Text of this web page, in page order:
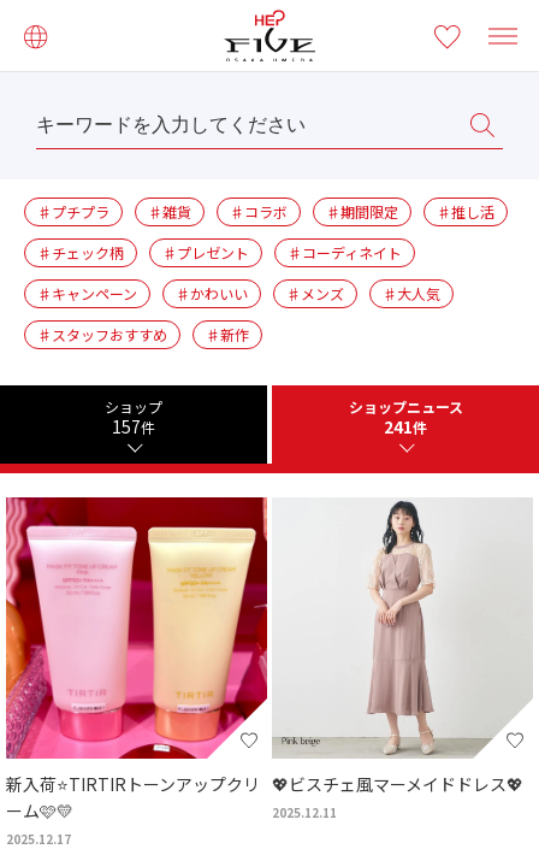
♯プチプラ ♯雑貨 ♯コラボ ♯期間限定
♯推し活
♯チェック柄
♯プレゼント
♯コーディネイト
♯キャンペーン
♯かわいい ♯メンズ
♯大人気
♯スタッフおすすめ
♯新作
ショップ
157件
ショップニュース
241件
新入荷⭐TIRTIRトーンアップクリ
ーム🩷💛
2025.12.17
💖ビスチェ風マーメイドドレス💖
2025.12.11